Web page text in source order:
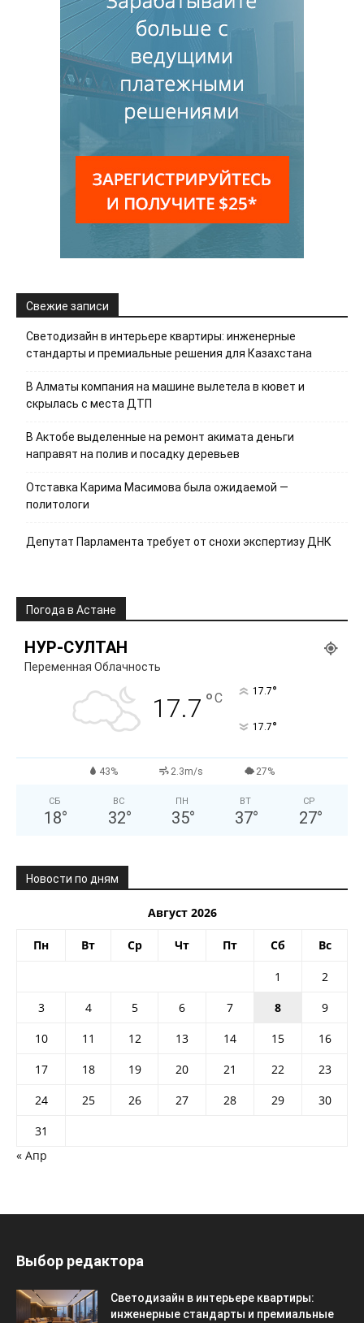
Свежие записи
Светодизайн в интерьере квартиры: инженерные
стандарты и премиальные решения для Казахстана
В Алматы компания на машине вылетела в кювет и
скрылась с места ДТП
В Актобе выделенные на ремонт акимата деньги
направят на полив и посадку деревьев
Отставка Карима Масимова была ожидаемой —
политологи
Депутат Парламента требует от снохи экспертизу ДНК
Погода в Астане
НУР-СУЛТАН
Переменная Облачность
17.7 °C 17.7°
17.7°
43% 2.3m/s 27%
СБ
18°
ВС
32°
ПН
35°
ВТ
37°
СР
27°
Новости по дням
Август 2026
Пн Вт Ср Чт Пт Сб Вс
1
2
3
4 5 6 7 8
9
10
11 12 13 14 15
16
17
18 19 20 21 22
23
24
25 26 27 28 29
30
31
« Апр
Выбор редактора
Светодизайн в интерьере квартиры:
инженерные стандарты и премиальные